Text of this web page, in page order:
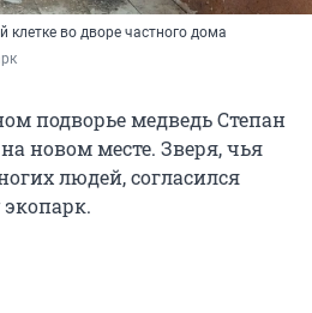
клетке во дворе частного дома
подворье медведь Степан
новом месте. Зверя, чья
людей, согласился